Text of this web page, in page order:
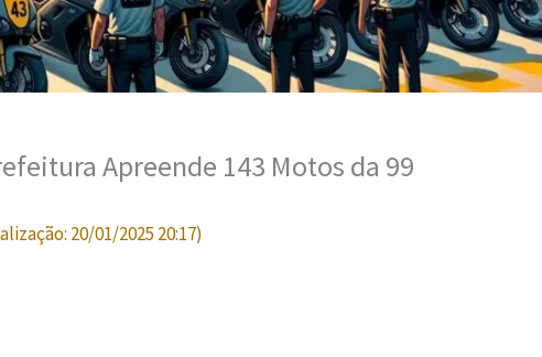
Apreende 143 Motos da 99
20/01/2025 20:17)